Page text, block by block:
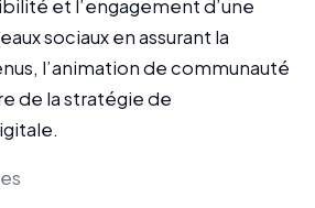
et l’engagement d’une
sociaux en assurant la
l’animation de communauté
de la stratégie de